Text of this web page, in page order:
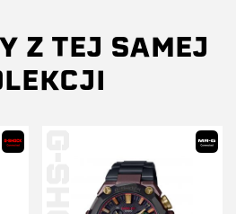
Z TEJ SAMEJ